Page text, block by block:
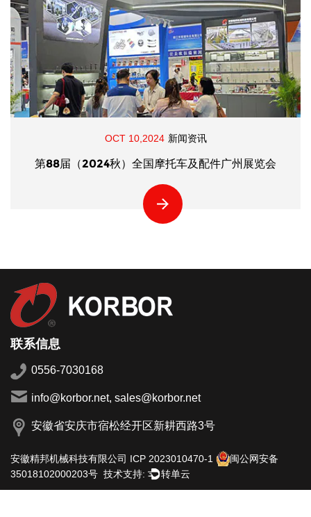
OCT 10,2024 新闻资讯
第88届（2024秋）全国摩托车及配件广州展览会
联系信息
0556-7030168
info@korbor.net, sales@korbor.net
安徽省安庆市宿松经开区新耕西路3号
安徽精邦机械科技有限公司 ICP 2023010470-1
闽公网安备
35018102000203号 技术支持: 转单云